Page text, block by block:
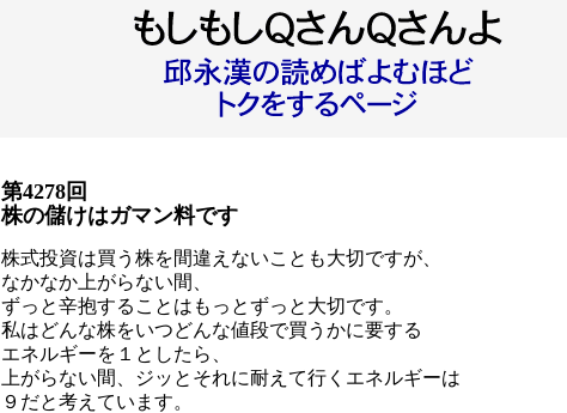
第4278回
株の儲けはガマン料です
株式投資は買う株を間違えないことも大切ですが、
なかなか上がらない間、
ずっと辛抱することはもっとずっと大切です。
私はどんな株をいつどんな値段で買うかに要する
エネルギーを１としたら、
上がらない間、ジッとそれに耐えて行くエネルギーは
９だと考えています。